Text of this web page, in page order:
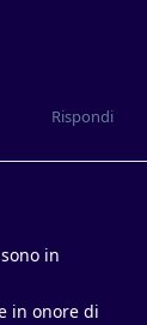
Rispondi
in
in onore di